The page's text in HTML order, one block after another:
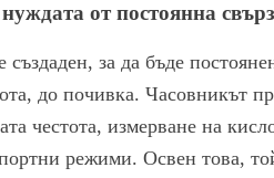
от постоянна
за да бъде
до почивка. Часовникът
честота, измерване на
режими. Освен това,